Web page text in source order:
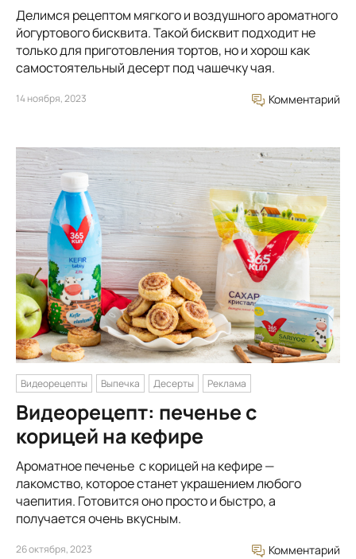
Делимся рецептом мягкого и воздушного ароматного
йогуртового бисквита. Такой бисквит подходит не
только для приготовления тортов, но и хорош как
самостоятельный десерт под чашечку чая.
14 ноября, 2023 Комментарий
Видеорецепты Выпечка Десерты Реклама
Видеорецепт: печенье с
корицей на кефире
Ароматное печенье с корицей на кефире —
лакомство, которое станет украшением любого
чаепития. Готовится оно просто и быстро, а
получается очень вкусным.
26 октября, 2023 Комментарий